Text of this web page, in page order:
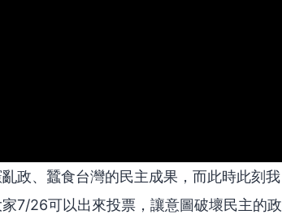
政、蠶食台灣的民主成果，而此時此刻我
7/26可以出來投票，讓意圖破壞民主的政